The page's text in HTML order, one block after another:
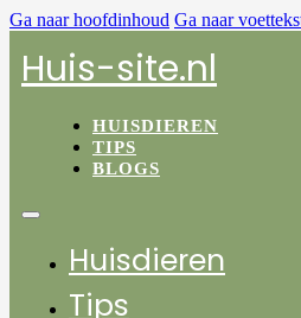
Ga naar hoofdinhoud Ga naar
Huis-site.nl
HUISDIEREN
TIPS
BLOGS
Huisdieren
Tips